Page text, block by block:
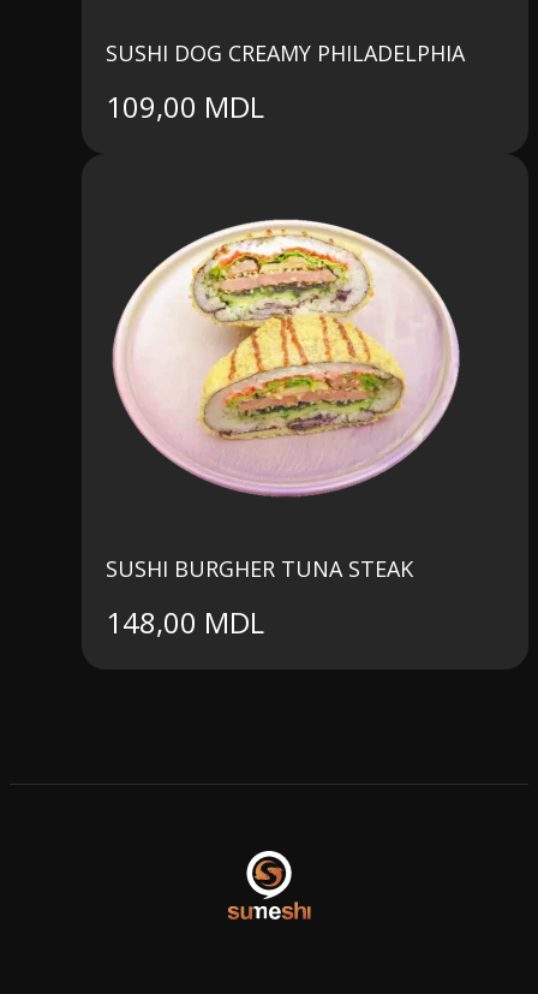
SUSHI DOG CREAMY PHILADELPHIA
109,00 MDL
SUSHI BURGHER TUNA STEAK
148,00 MDL